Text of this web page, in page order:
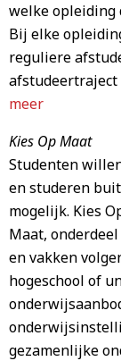
welke opleiding
Bij elke
reguliere
afstudeertraject
meer
Kies Op Maat
Studenten
en studeren
mogelijk. Kies
Maat,
en vakken
hogeschool of
gezamenlijke